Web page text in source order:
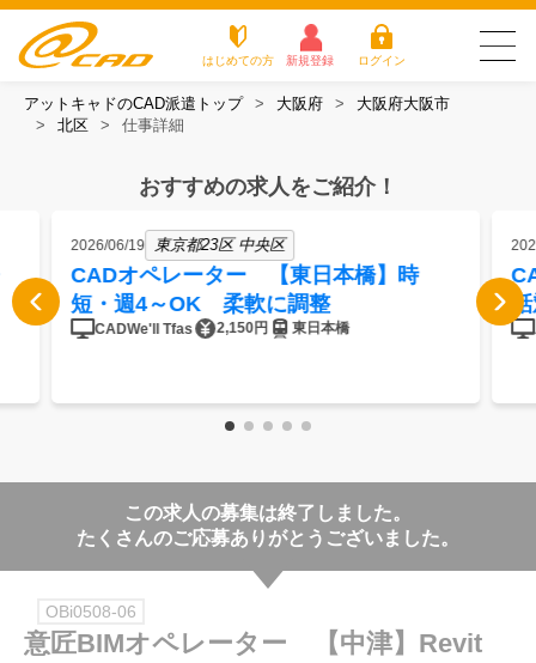
はじめての方 新規登録 ログイン
友だち追加で
最新の求人を確認
アットキャドが選ばれる3つの理由
派遣がはじめての方
お仕事を探す
お電話でのお問い合わせ
アットキャドが選
方
探す
ム
アットキャドのCAD派遣トップ 大阪府
大阪府大阪市
北区
仕事詳細
おすすめの求人をご紹介！
2026/06/19 東京都23区 中央区
CADオペレーター 【東日本橋】時
短・週4～OK 柔軟に調整
CADWe'll Tfas 2,150円 東日本橋
この求人の募集は終了しました。
たくさんのご応募ありがとうございました。
OBi0508-06
意匠BIMオペレーター 【中津】Revit